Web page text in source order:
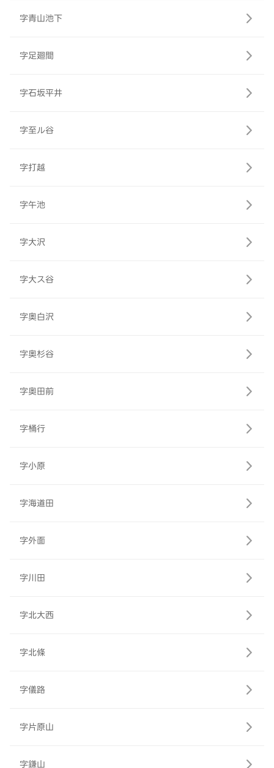
字青山池下
字足廻間
字石坂平井
字至ル谷
字打越
字午池
字大沢
字大ス谷
字奥白沢
字奥杉谷
字奥田前
字桶行
字小原
字海道田
字外面
字川田
字北大西
字北條
字儀路
字片原山
字鎌山